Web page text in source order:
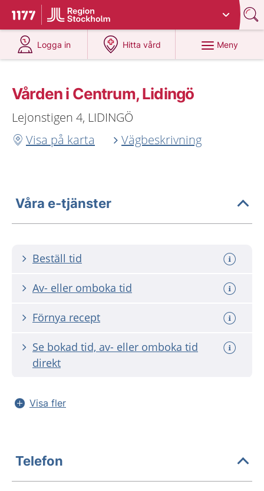
Till startsidan för 1177
Du har valt region
Logga in
på 1177.se
Hitta vård
på 1177.se
Meny
Vården i Centrum, Lidingö
Lejonstigen 4, LIDINGÖ
Visa på karta
Vägbeskrivning
Våra e-tjänster
Beställ tid
Av- eller omboka tid
Förnya recept
Se bokad tid, av- eller omboka tid
direkt
Visa fler
Telefon